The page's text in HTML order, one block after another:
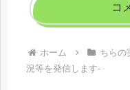
コ
ホーム
ちらの
況等を発信します-